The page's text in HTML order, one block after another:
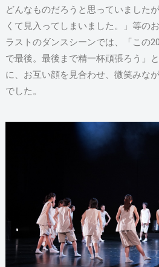
どんなものだろうと思っていました
くて見入ってしまいました。」等の
ラストのダンスシーンでは、「この
で最後。最後まで精一杯頑張ろう」
に、お互い顔を見合わせ、微笑みな
でした。